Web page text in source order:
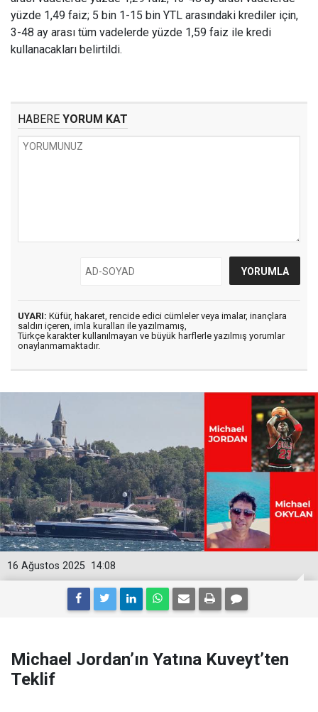
yüzde 1,49 faiz; 5 bin 1-15 bin YTL arasındaki krediler için,
3-48 ay arası tüm vadelerde yüzde 1,59 faiz ile kredi
kullanacakları belirtildi.
HABERE YORUM KAT
UYARI: Küfür, hakaret, rencide edici cümleler veya imalar, inançlara
saldırı içeren, imla kuralları ile yazılmamış,
Türkçe karakter kullanılmayan ve büyük harflerle yazılmış yorumlar
onaylanmamaktadır.
14:08
16 Ağustos 2025
Michael Jordan’ın Yatına Kuveyt’ten
Teklif